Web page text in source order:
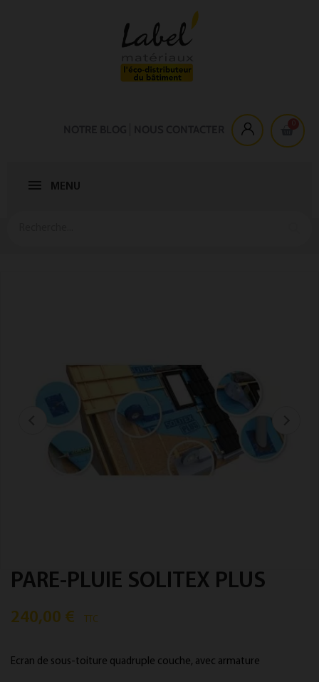
MENU
PARE-PLUIE SOLITEX PLUS
240,00 € TTC
Ecran de sous-toit­ure quad­ruple couche, avec arma­ture